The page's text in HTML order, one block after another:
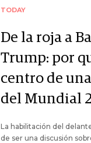
TODAY
De la roja a
Trump: por
centro de
del Mundial
La habilitación del
de ser una discusión